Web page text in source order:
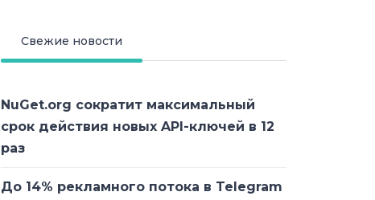
Свежие новости
NuGet.org сократит максимальный
срок действия новых API-ключей в 12
раз
До 14% рекламного потока в Telegram